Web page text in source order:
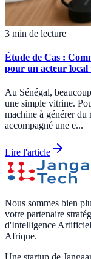
3 min de lecture
Étude de Cas :
pour un acteur local
Au Sénégal,
une simple vitrine.
machine à générer du
accompagné une e...
Lire l'article
Nous sommes bien
votre partenaire
d'Intelligence
Afrique.